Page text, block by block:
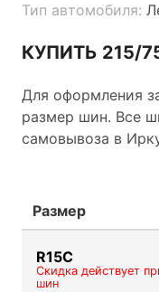
Тип автомобиля:
КУПИТЬ 215/75
Для оформления
размер шин. Все
самовывоза в
Размер
R15C
Скидка действует
шин